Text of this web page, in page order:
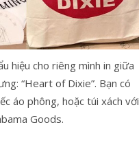
hiệu cho riêng mình in giữa
“Heart of Dixie”. Bạn có
áo phông, hoặc túi xách với
Goods.